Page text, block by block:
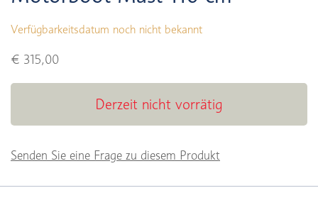
Verfügbarkeitsdatum noch nicht bekannt
€ 315,00
Derzeit nicht vorrätig
Senden Sie eine Frage zu diesem Produkt